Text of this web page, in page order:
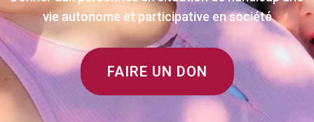
vie autonome et participative en société
FAIRE UN DON